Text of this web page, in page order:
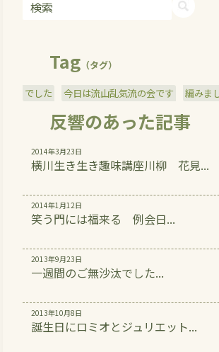
Tag（タグ）
でした 今日は流山乱気流の会です 編みま
反響のあった記事
2014年3月23日
横川生き生き趣味講座川柳 花見...
2014年1月12日
笑う門には福来る 例会日...
2013年9月23日
一週間のご無沙汰でした...
2013年10月8日
誕生日にロミオとジュリエット...